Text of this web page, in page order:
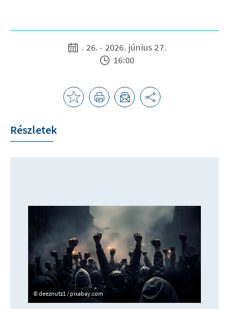
. 26. - 2026. június 27.
16:00
Részletek
deeznutz1 / pixabay.com